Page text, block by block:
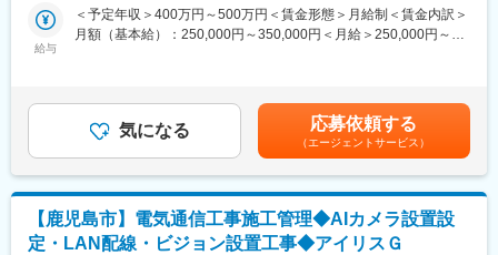
変更の範囲：会社の定める業務
■ご入社後の育成フロー：
◎先輩社員が丁寧にサポート！
L商品ラインナップや各商品の価格については、カタログ
（WEB／媒体）を見たり、先輩社員と一緒に見積書作成を行いな
がら覚えたり、現場で実際に商品を見ながらなど、学べる環境は
沢山ございます。
◎勉強会の実施！
仕入先であるメーカーの勉強会等も定期的に開催しておりますの
で、建材について知見が無い方や営業未経験の方でも安心してご
給与
＜予定年収＞400万円～500万円＜賃金形態＞月給制＜賃金内訳＞
月額（基本給）：250,000円～350,000円＜月給＞250,000円～
の金額であり、選考を通じて上下する可能性があります。月給(月
額)は固定手当を含めた表記です。
気になる 応募依頼する
（エージェントサービス）
【鹿児島市】電気通信工事施工管理◆AIカメラ設置設
定・LAN配線・ビジョン設置工事◆アイリスＧ